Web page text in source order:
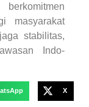
masyarakat
stabilitas,
Indo-
X